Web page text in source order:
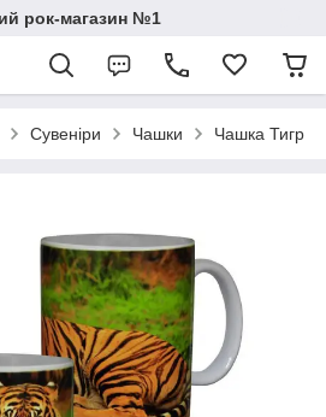
рок-магазин №1
Сувеніри Чашки Чашка Тигр